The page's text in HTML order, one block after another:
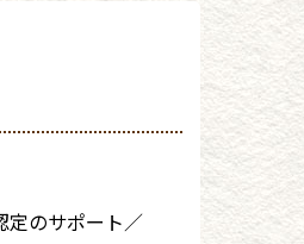
定のサポート